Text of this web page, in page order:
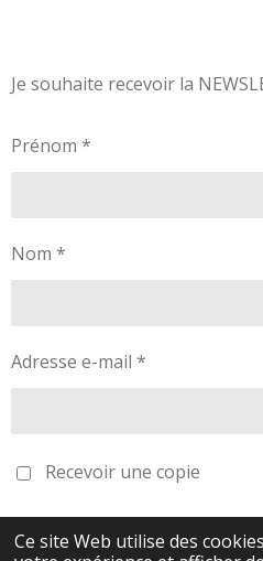
Ce site Web utilise des
Je souhaite recevoir la
Prénom *
Nom *
Adresse e-mail *
Recevoir une copie
Envoyer le formulaire